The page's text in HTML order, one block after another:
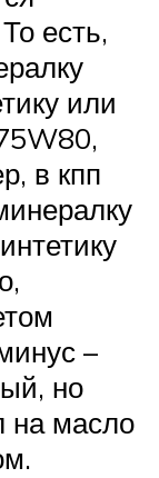
есть,
или
в кпп
–
но
на масло